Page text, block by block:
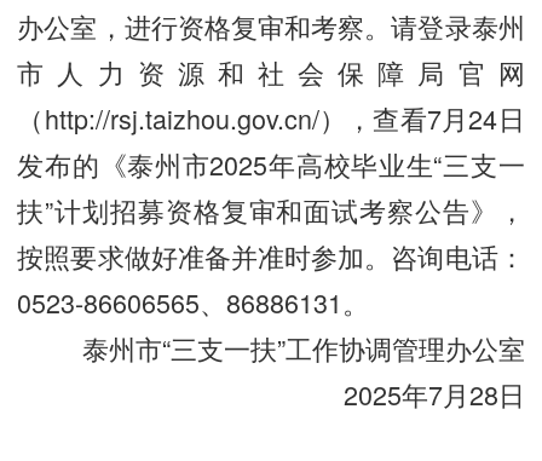
办公室，进行资格复审和考察。请登录泰州
市人力资源和社会保障局官网
（http://rsj.taizhou.gov.cn/），查看7月24日
发布的《泰州市2025年高校毕业生“三支一
扶”计划招募资格复审和面试考察公告》，
按照要求做好准备并准时参加。咨询电话：
0523-86606565、86886131。
泰州市“三支一扶”工作协调管理办公室
2025年7月28日